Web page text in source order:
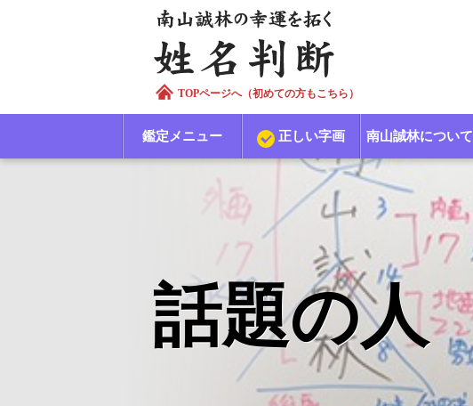
TOPページへ（初めての方もこちら）
鑑定メニュー 正しい字画 南山誠林について
話題の人